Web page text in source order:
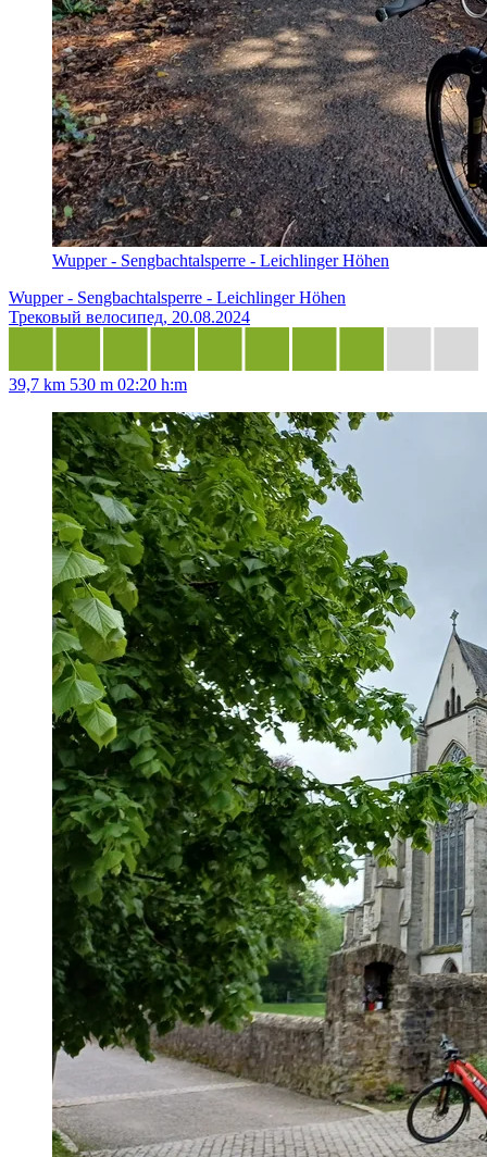
Wupper - Sengbachtalsperre - Leichlinger Höhen
Wupper - Sengbachtalsperre - Leichlinger Höhen
Трековый велосипед, 20.08.2024
39,7 km 530 m 02:20 h:m